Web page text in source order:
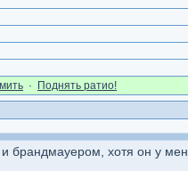
· Поднять ратио!
хотя он у